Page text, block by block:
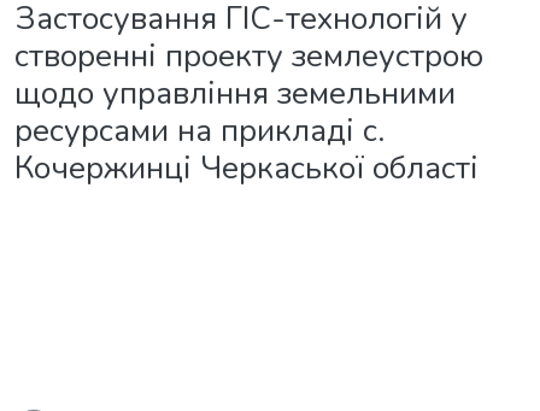
Застосування ГІС-технологій у
створенні проекту землеустрою
щодо управління земельними
ресурсами на прикладі с.
Кочержинці Черкаської області